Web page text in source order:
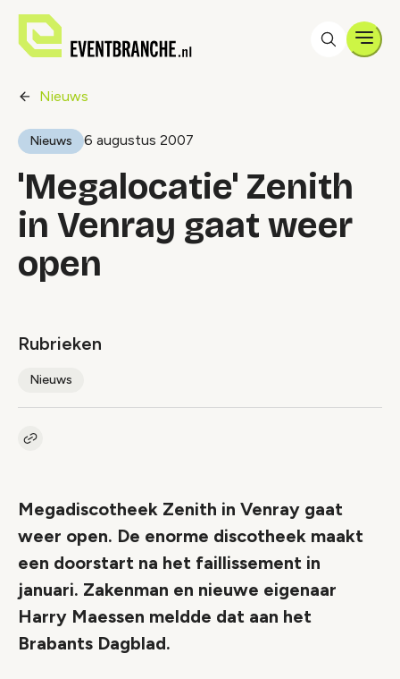
Nieuws
Nieuws 6 augustus 2007
'Megalocatie' Zenith
in Venray gaat weer
open
Rubrieken
Nieuws
Kopieer link naar artikel
Megadiscotheek Zenith in Venray gaat
weer open. De enorme discotheek maakt
een doorstart na het faillissement in
januari. Zakenman en nieuwe eigenaar
Harry Maessen meldde dat aan het
Brabants Dagblad.